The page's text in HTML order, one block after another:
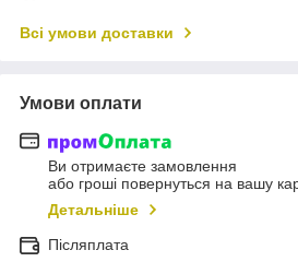
Всі умови доставки
Умови оплати
Ви отримаєте замовлення
або гроші повернуться на вашу
Детальніше
Післяплата